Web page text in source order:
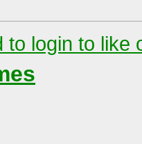
to login to like